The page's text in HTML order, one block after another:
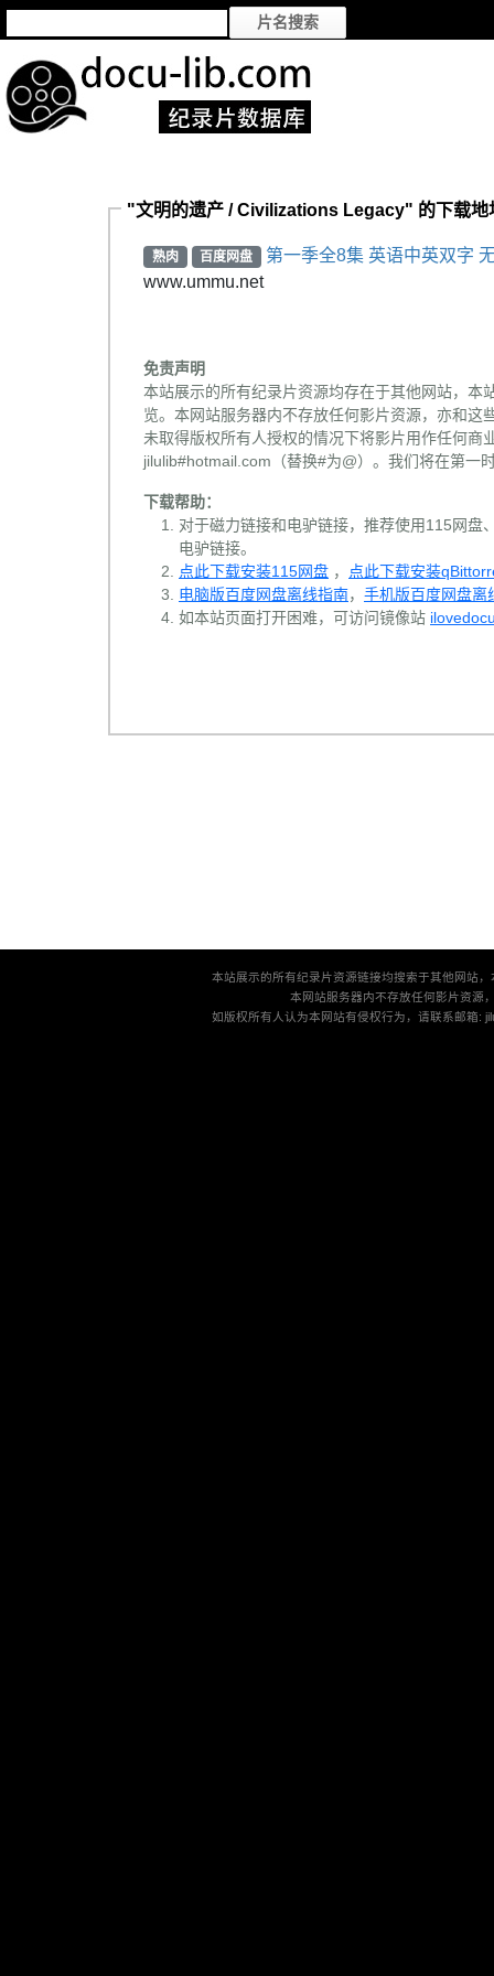
"文明的遗产 / Civilizations Legacy" 的下载地
熟肉 百度网盘
第一季全8集 英语中英双字
www.ummu.net
免责声明
本站展示的所有纪录片资源均存在于其他网站，本
览。本网站服务器内不存放任何影片资源，亦和
未取得版权所有人授权的情况下将影片用作任何
jilulib#hotmail.com（替换#为@）。我们将在第一
下载帮助：
对于磁力链接和电驴链接，推荐使用115网盘
电驴链接。
点此下载安装115网盘 ，
点此下载安装
电脑版百度网盘离线指南， 手机版百度网盘离
如本站页面打开困难，可访问镜像站
本站展示的所有纪录片资源链接均搜索于其他网站
本网站服务器内不存放任何影片资源
如版权所有人认为本网站有侵权行为，请联系邮箱: